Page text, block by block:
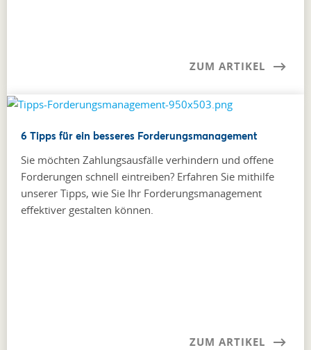
ZUM ARTIKEL
6 Tipps für ein besseres Forderungsmanagement
Sie möchten Zahlungsausfälle verhindern und offene
Forderungen schnell eintreiben? Erfahren Sie mithilfe
unserer Tipps, wie Sie Ihr Forderungs­­management
effektiver gestalten können.
ZUM ARTIKEL